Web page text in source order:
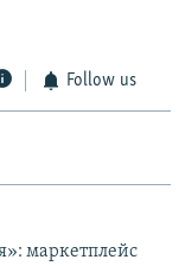
Follow us
маркетплейс